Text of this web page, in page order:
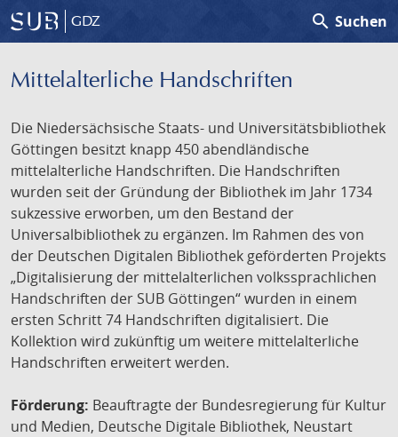
GDZ search Suchen
Mittelalterliche Handschriften
Die Niedersächsische Staats- und Universitätsbibliothek
Göttingen besitzt knapp 450 abendländische
mittelalterliche Handschriften. Die Handschriften
wurden seit der Gründung der Bibliothek im Jahr 1734
sukzessive erworben, um den Bestand der
Universalbibliothek zu ergänzen. Im Rahmen des von
der Deutschen Digitalen Bibliothek geförderten Projekts
„Digitalisierung der mittelalterlichen volkssprachlichen
Handschriften der SUB Göttingen“ wurden in einem
ersten Schritt 74 Handschriften digitalisiert. Die
Kollektion wird zukünftig um weitere mittelalterliche
Handschriften erweitert werden.
Förderung: Beauftragte der Bundesregierung für Kultur
und Medien, Deutsche Digitale Bibliothek, Neustart